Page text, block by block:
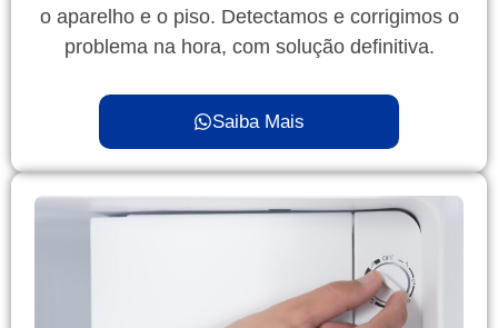
o aparelho e o piso. Detectamos e corrigimos o
problema na hora, com solução definitiva.
Saiba Mais